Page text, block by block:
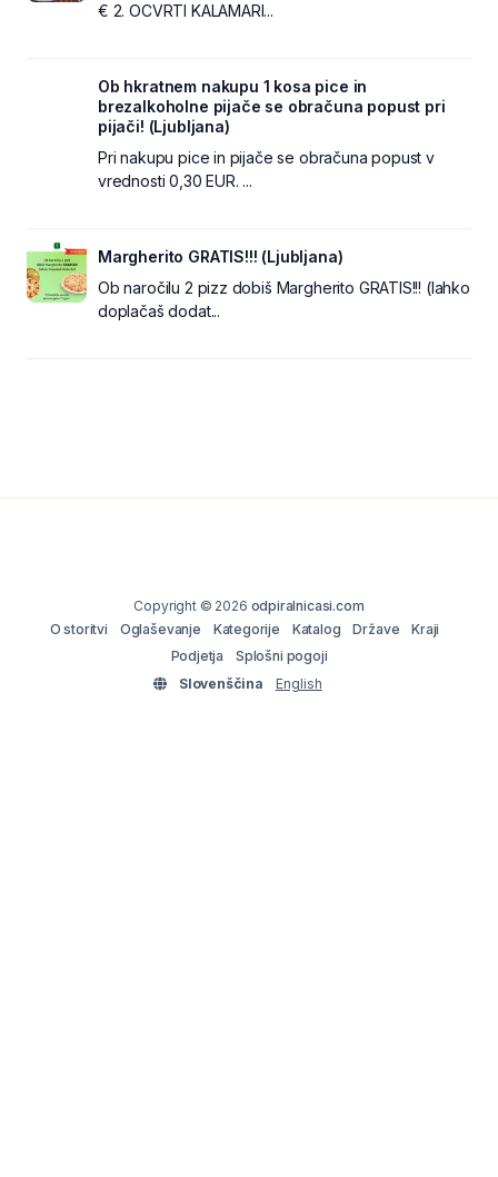
€ 2. OCVRTI KALAMARI...
Ob hkratnem nakupu 1 kosa pice in
brezalkoholne pijače se obračuna popust pri
pijači! (Ljubljana)
Pri nakupu pice in pijače se obračuna popust v
vrednosti 0,30 EUR. ...
Margherito GRATIS!!! (Ljubljana)
Ob naročilu 2 pizz dobiš Margherito GRATIS!!! (lahko
doplačaš dodat...
Copyright © 2026 odpiralnicasi.com
O storitvi
Oglaševanje Kategorije Katalog Države
Kraji
Podjetja
Splošni pogoji
Slovenščina
English